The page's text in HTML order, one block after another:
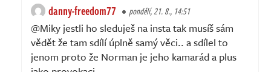
danny-freedom77 pondělí, 21. 8., 14:51
@Miky jestli ho sleduješ na insta tak musíš sám
vědět že tam sdílí úplně samý věci.. a sdílel to
jenom proto že Norman je jeho kamarád a plus